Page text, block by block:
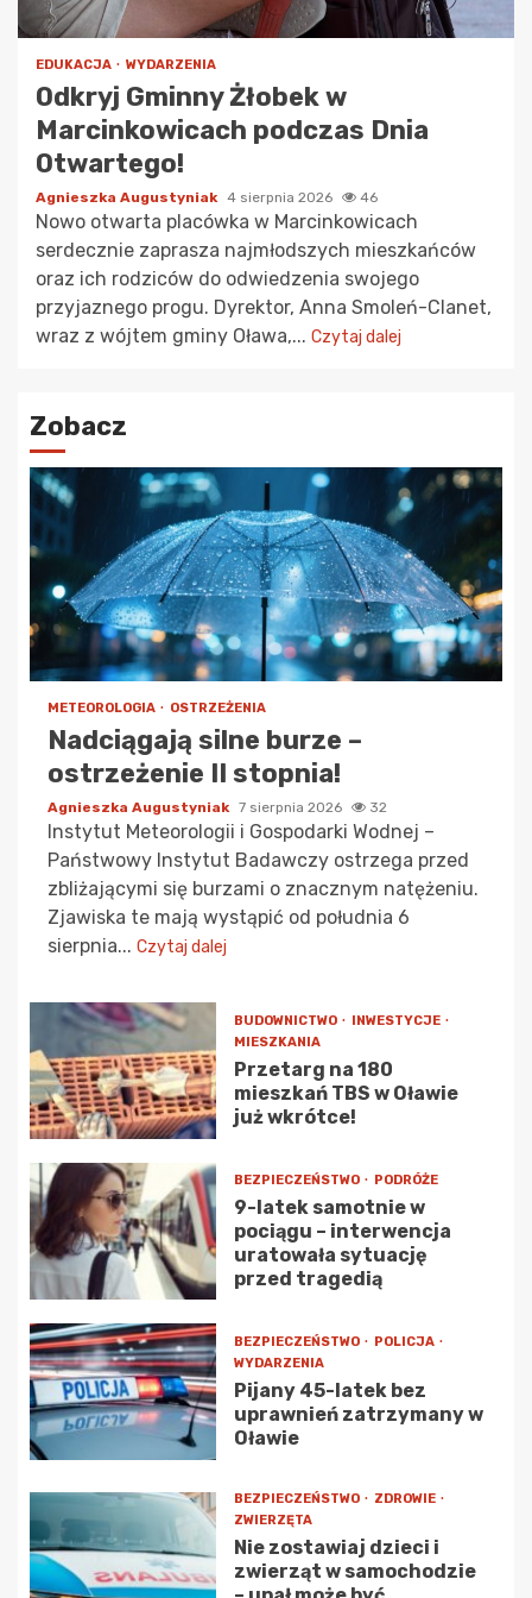
EDUKACJA WYDARZENIA
Odkryj Gminny Żłobek w
Marcinkowicach podczas Dnia
Otwartego!
Agnieszka Augustyniak 4 sierpnia 2026 46
Nowo otwarta placówka w Marcinkowicach
serdecznie zaprasza najmłodszych mieszkańców
oraz ich rodziców do odwiedzenia swojego
przyjaznego progu. Dyrektor, Anna Smoleń-Clanet,
wraz z wójtem gminy Oława,... Czytaj dalej
Zobacz
METEOROLOGIA OSTRZEŻENIA
Nadciągają silne burze –
ostrzeżenie II stopnia!
Agnieszka Augustyniak 7 sierpnia 2026 32
Instytut Meteorologii i Gospodarki Wodnej –
Państwowy Instytut Badawczy ostrzega przed
zbliżającymi się burzami o znacznym natężeniu.
Zjawiska te mają wystąpić od południa 6
sierpnia... Czytaj dalej
BUDOWNICTWO
INWESTYCJE
MIESZKANIA
Przetarg na 180
mieszkań TBS w Oławie
już wkrótce!
BEZPIECZEŃSTWO PODRÓŻE
9-latek samotnie w
pociągu – interwencja
uratowała sytuację
przed tragedią
BEZPIECZEŃSTWO
POLICJA
WYDARZENIA
Pijany 45-latek bez
uprawnień zatrzymany w
Oławie
BEZPIECZEŃSTWO
ZDROWIE
ZWIERZĘTA
Nie zostawiaj dzieci i
zwierząt w samochodzie